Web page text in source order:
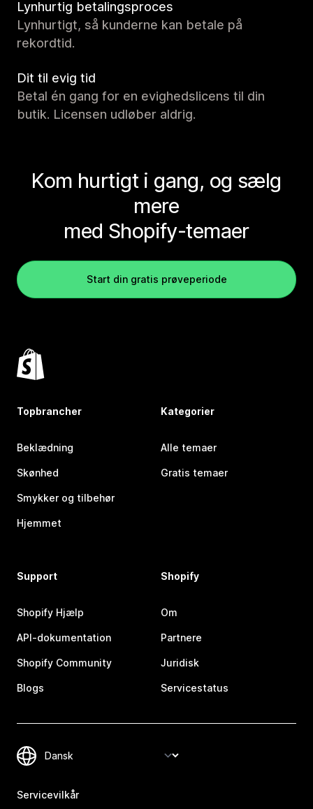
Lynhurtig betalingsproces
Lynhurtigt, så kunderne kan betale på
rekordtid.
Dit til evig tid
Betal én gang for en evighedslicens til din
butik. Licensen udløber aldrig.
Kom hurtigt i gang, og sælg
mere
med Shopify-temaer
Start din gratis prøveperiode
Topbrancher
Beklædning
Skønhed
Smykker og tilbehør
Hjemmet
Kategorier
Alle temaer
Gratis temaer
Support
Shopify Hjælp
API-dokumentation
Shopify Community
Blogs
Shopify
Om
Partnere
Juridisk
Servicestatus
Servicevilkår